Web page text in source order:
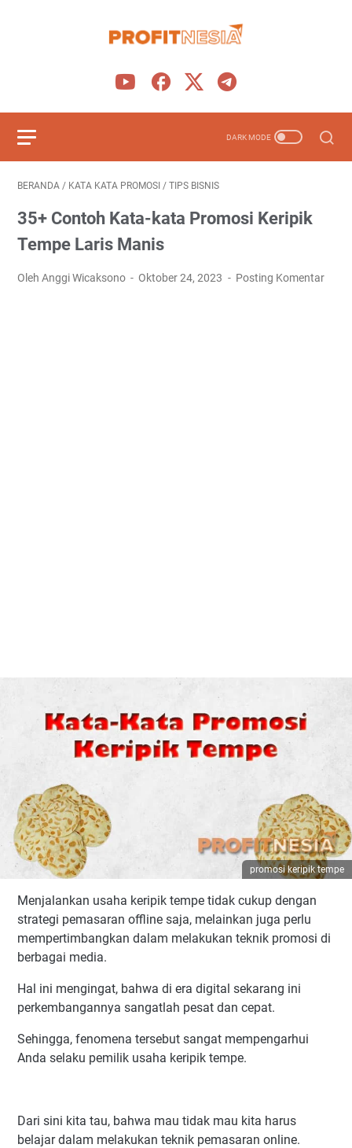
BERANDA / KATA KATA PROMOSI / TIPS BISNIS
35+ Contoh Kata-kata Promosi Keripik
Tempe Laris Manis
Oleh Anggi Wicaksono Oktober 24, 2023 Posting Komentar
promosi keripik tempe
Menjalankan usaha keripik tempe tidak cukup dengan
strategi pemasaran offline saja, melainkan juga perlu
mempertimbangkan dalam melakukan teknik promosi di
berbagai media.
Hal ini mengingat, bahwa di era digital sekarang ini
perkembangannya sangatlah pesat dan cepat.
Sehingga, fenomena tersebut sangat mempengarhui
Anda selaku pemilik usaha keripik tempe.
Dari sini kita tau, bahwa mau tidak mau kita harus
belajar dalam melakukan teknik pemasaran online.